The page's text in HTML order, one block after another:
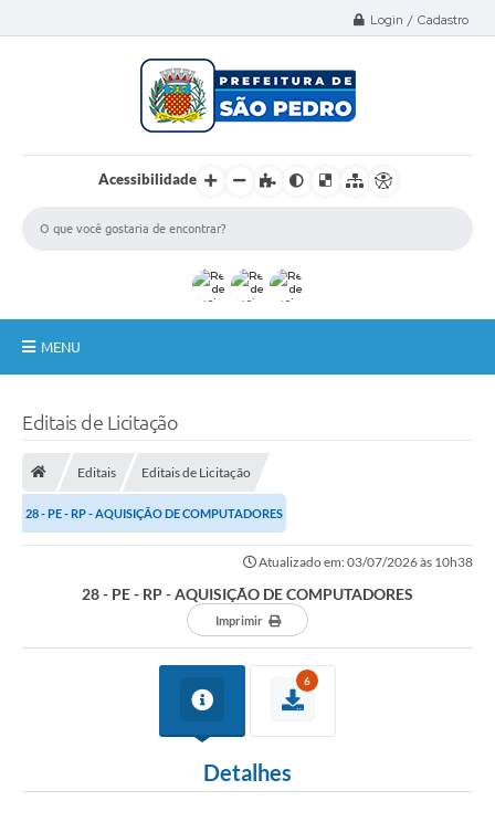
Login / Cadastro
Acessibilidade
MENU
Horários e itinerários dos ônibus urbanos de São Pedro
Protocolo - Instruções e modelos de requerimentos
Medicamentos disponíveis na Farmácia Municipal
Cemitérios
Editais de Licitação
Editais Editais de Licitação
28 - PE - RP - AQUISIÇÃO DE COMPUTADORES
Atualizado em: 03/07/2026 às 10h38
28 - PE - RP - AQUISIÇÃO DE COMPUTADORES
Imprimir
6
Detalhes